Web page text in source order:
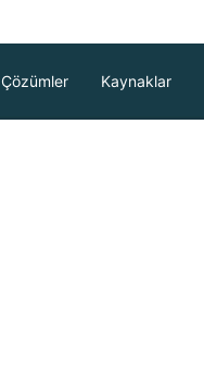
Çözümler Kaynaklar